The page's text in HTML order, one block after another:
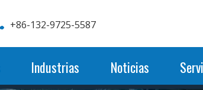
+86-132-9725-5587
Industrias Noticias